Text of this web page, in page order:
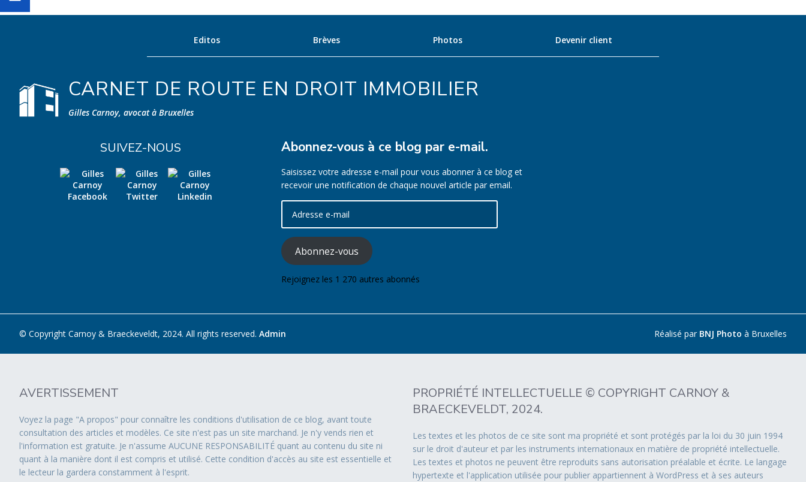
Editos Brèves Photos Devenir client
CARNET DE ROUTE EN DROIT IMMOBILIER
Gilles Carnoy, avocat à Bruxelles
SUIVEZ-NOUS Abonnez-vous à ce blog par e-mail.
Saisissez votre adresse e-mail pour vous abonner à ce blog et
recevoir une notification de chaque nouvel article par email.
Abonnez-vous
Rejoignez les 1 270 autres abonnés
© Copyright Carnoy & Braeckeveldt, 2024. All rights reserved. Admin Réalisé par BNJ Photo à Bruxelles
AVERTISSEMENT
Voyez la page "A propos" pour connaître les conditions d'utilisation de ce blog, avant toute
consultation des articles et modèles. Ce site n'est pas un site marchand. Je n'y vends rien et
l'information est gratuite. Je n'assume AUCUNE RESPONSABILITÉ quant au contenu du site ni
quant à la manière dont il est compris et utilisé. Cette condition d'accès au site est essentielle et
le lecteur la gardera constamment à l'esprit.
PROPRIÉTÉ INTELLECTUELLE © COPYRIGHT CARNOY &
BRAECKEVELDT, 2024.
Les textes et les photos de ce site sont ma propriété et sont protégés par la loi du 30 juin 1994
sur le droit d'auteur et par les instruments internationaux en matière de propriété intellectuelle.
Les textes et photos ne peuvent être reproduits sans autorisation préalable et écrite. Le langage
hypertexte et l'application utilisée pour publier appartiennent à WordPress et à ses auteurs